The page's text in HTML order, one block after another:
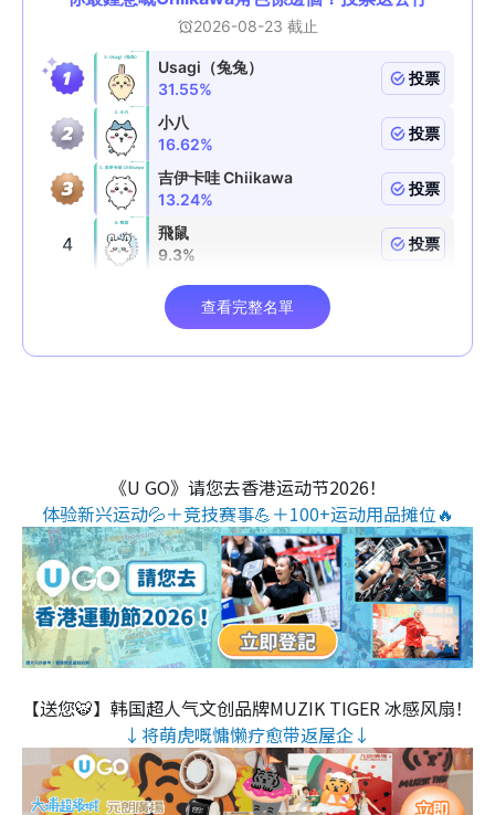
《U GO》请您去香港运动节2026！
体验新兴运动💦＋竞技赛事💪＋100+运动用品摊位🔥
【送您🐯】韩国超人气文创品牌MUZIK TIGER 冰感风扇！
↓将萌虎嘅慵懒疗愈带返屋企↓